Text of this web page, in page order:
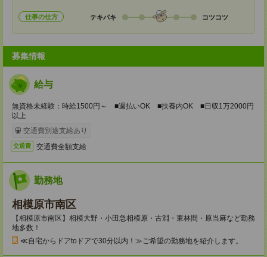
仕事の仕方 テキパキ コツコツ
募集情報
給与
無資格未経験：時給1500円～ ■週払いOK ■扶養内OK ■日収1万2000円
以上
交通費別途支給あり
交通費 交通費全額支給
勤務地
相模原市南区
【相模原市南区】相模大野・小田急相模原・古淵・東林間・原当麻など勤務
地多数！
≪自宅からドアtoドアで30分以内！≫ご希望の勤務地を紹介します。